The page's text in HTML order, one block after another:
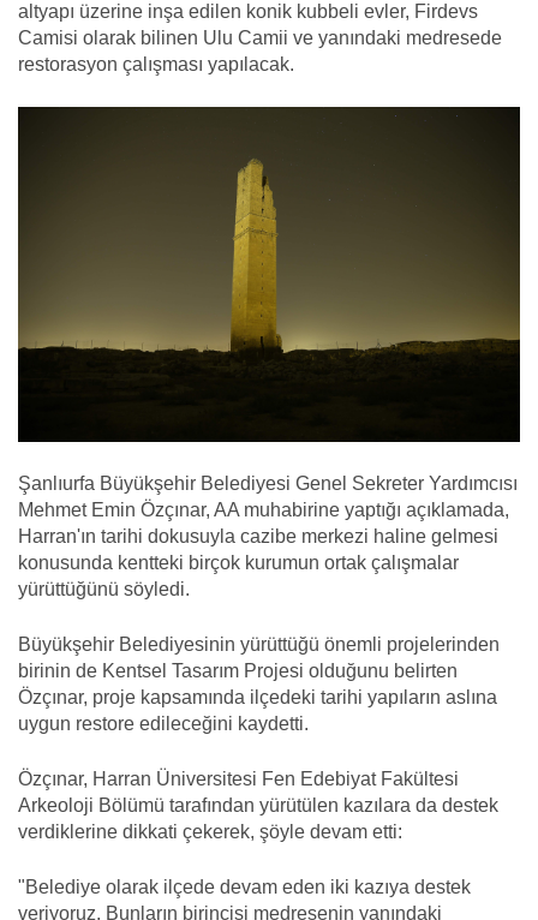
altyapı üzerine inşa edilen konik kubbeli evler, Firdevs
Camisi olarak bilinen Ulu Camii ve yanındaki medresede
restorasyon çalışması yapılacak.
Şanlıurfa Büyükşehir Belediyesi Genel Sekreter Yardımcısı
Mehmet Emin Özçınar, AA muhabirine yaptığı açıklamada,
Harran'ın tarihi dokusuyla cazibe merkezi haline gelmesi
konusunda kentteki birçok kurumun ortak çalışmalar
yürüttüğünü söyledi.
Büyükşehir Belediyesinin yürüttüğü önemli projelerinden
birinin de Kentsel Tasarım Projesi olduğunu belirten
Özçınar, proje kapsamında ilçedeki tarihi yapıların aslına
uygun restore edileceğini kaydetti.
Özçınar, Harran Üniversitesi Fen Edebiyat Fakültesi
Arkeoloji Bölümü tarafından yürütülen kazılara da destek
verdiklerine dikkati çekerek, şöyle devam etti:
"Belediye olarak ilçede devam eden iki kazıya destek
veriyoruz. Bunların birincisi medresenin yanındaki